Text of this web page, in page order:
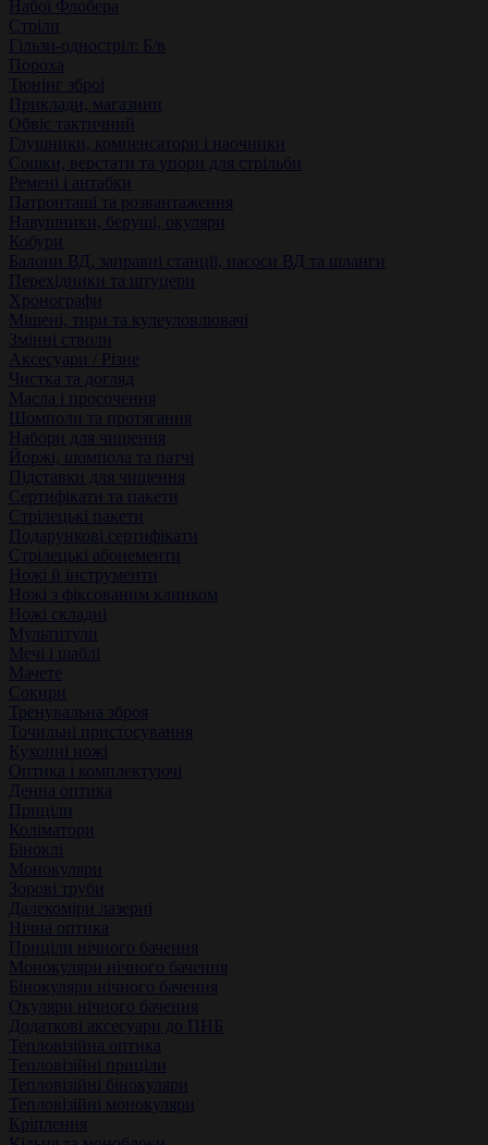
Набої Флобера
Стріли
Гільзи-одностріл: Б/в
Пороха
Тюнінг зброї
Приклади, магазини
Обвіс тактичний
Глушники, компенсатори і наочники
Сошки, верстати та упори для стрільби
Ремені і антабки
Патронташі та розвантаження
Навушники, беруші, окуляри
Кобури
Балони ВД, заправні станції, насоси ВД та шланги
Перехідники та штуцери
Хронографи
Мішені, тири та кулеуловлювачі
Змінні стволи
Аксесуари / Різне
Чистка та догляд
Масла і просочення
Шомполи та протягання
Набори для чищення
Йоржі, шомпола та патчі
Підставки для чищення
Сертифікати та пакети
Стрілецькі пакети
Подарункові сертифікати
Стрілецькі абонементи
Ножі й інструменти
Ножі з фіксованим клинком
Ножі складні
Мультитули
Мечі і шаблі
Мачете
Сокири
Тренувальна зброя
Точильні пристосування
Кухонні ножі
Оптика і комплектуючі
Денна оптика
Приціли
Коліматори
Біноклі
Монокуляри
Зорові труби
Далекоміри лазерні
Нічна оптика
Приціли нічного бачення
Монокуляри нічного бачення
Бінокуляри нічного бачення
Окуляри нічного бачення
Додаткові аксесуари до ПНБ
Тепловізійна оптика
Тепловізійні приціли
Тепловізійні бінокуляри
Тепловізійні монокуляри
Кріплення